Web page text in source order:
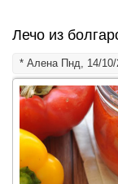
Лечо из
* АленаПнд, 14/10/